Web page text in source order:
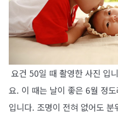
요건 50일 때 촬영한 사진 입
요. 이 때는 날이 좋은 6월 정
입니다. 조명이 전혀 없어도 분